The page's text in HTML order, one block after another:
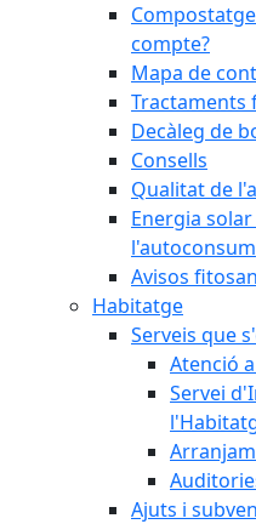
compte?
Mapa de
Tractaments
Decàleg de
Consells
Qualitat de
Energia
l'autoconsum
Avisos
Habitatge
Serveis que
Atenció
Servei
Ajuts i